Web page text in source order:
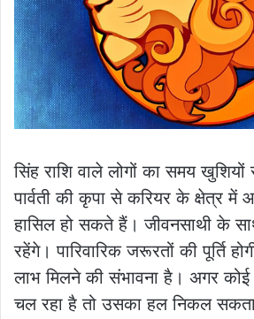
सिंह राशि वाले लोगों का समय
पार्वती की कृपा से करियर के क्षेत्र में
हासिल हो सकते हैं। जीवनसाथी के
रहेंगे। पारिवारिक जरूरतों की पूर्ति
लाभ मिलने की संभावना है। अगर कोई
चल रहा है तो उसका हल निकल सकता